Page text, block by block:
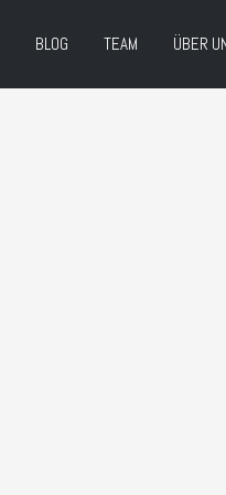
BLOG TEAM ÜBER